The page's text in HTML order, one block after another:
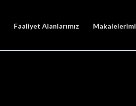
Faaliyet Alanlarımız